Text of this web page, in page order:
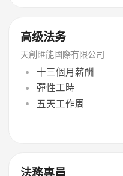
高级法务
天創匯能國際有限公司
十三個月薪酬
彈性工時
五天工作周
法務專員